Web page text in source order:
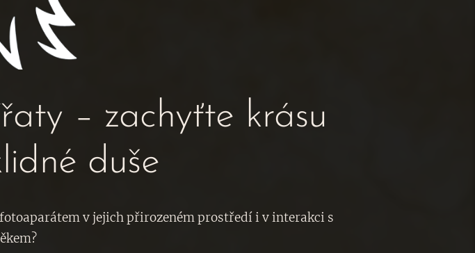
– zachyťte krásu
duše
v jejich přirozeném prostředí i v interakci s